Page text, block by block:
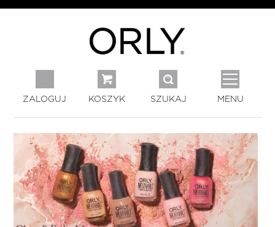
ZALOGUJ KOSZYK SZUKAJ MENU